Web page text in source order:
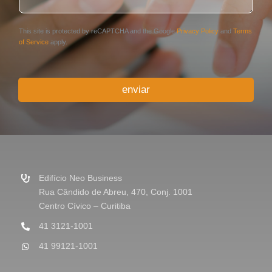
á
r
i
u
e
m
This site is protected by reCAPTCHA and the GooglePrivacy Policyand Terms
of Serviceapply.
enviar
Edifício Neo Business
Rua Cândido de Abreu, 470, Conj. 1001
Centro Cívico – Curitiba
41 3121-1001
41 99121-1001